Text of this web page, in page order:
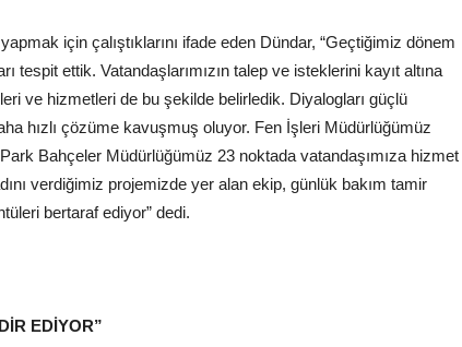
için çalıştıklarını ifade eden Dündar, “Geçtiğimiz dönem
ettik. Vatandaşlarımızın talep ve isteklerini kayıt altına
ve hizmetleri de bu şekilde belirledik. Diyalogları güçlü
hızlı çözüme kavuşmuş oluyor. Fen İşleri Müdürlüğümüz
Bahçeler Müdürlüğümüz 23 noktada vatandaşımıza hizmet
verdiğimiz projemizde yer alan ekip, günlük bakım tamir
bertaraf ediyor” dedi.
EDİYOR”